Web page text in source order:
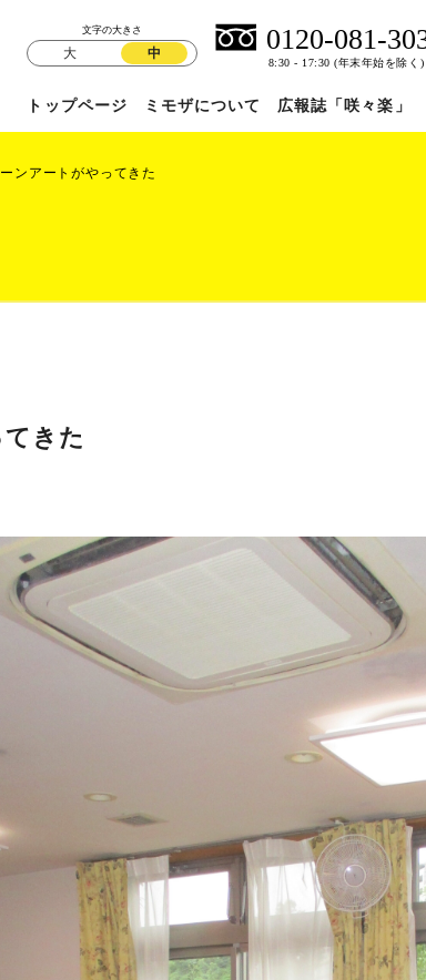
文字の大きさ
大 中
トップページ ミモザについて 広報誌「咲々楽」
ンアートがやってきた
きた